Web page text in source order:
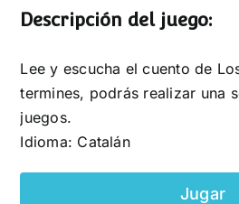
Descripción del juego:
Lee y escucha el cuento de
termines, podrás realizar una
juegos.
Idioma: Catalán
Jugar